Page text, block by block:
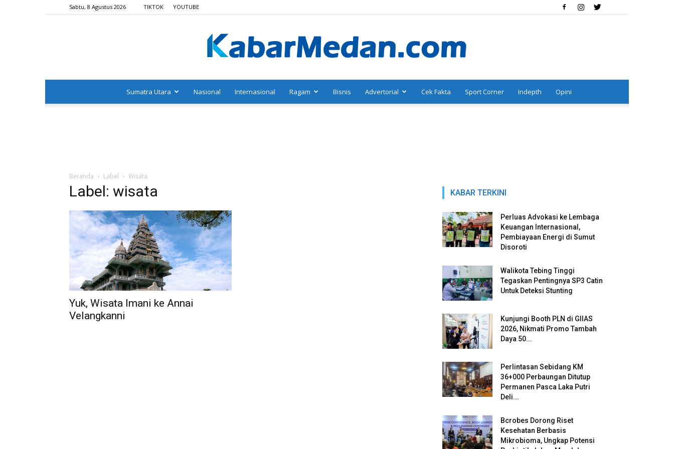
Sabtu, 8 Agustus 2026 TIKTOK YOUTUBE
Sumatra Utara Nasional Internasional Ragam Bisnis Advertorial Cek Fakta Sport Corner Indepth Opini
Beranda Label Wisata
Label: wisata
Yuk, Wisata Imani ke Annai
Velangkanni
KABAR TERKINI
Perluas Advokasi ke Lembaga
Keuangan Internasional,
Pembiayaan Energi di Sumut
Disoroti
Walikota Tebing Tinggi
Tegaskan Pentingnya SP3 Catin
Untuk Deteksi Stunting
Kunjungi Booth PLN di GIIAS
2026, Nikmati Promo Tambah
Daya 50...
Perlintasan Sebidang KM
36+000 Perbaungan Ditutup
Permanen Pasca Laka Putri
Deli...
Bcrobes Dorong Riset
Kesehatan Berbasis
Mikrobioma, Ungkap Potensi